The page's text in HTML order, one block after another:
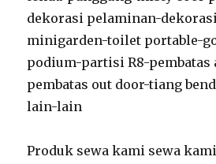
dekorasi pelaminan-
minigarden-toilet portable-
podium-partisi R8-pembatas
pembatas out door-tiang
lain-lain
Produk sewa kami sewa